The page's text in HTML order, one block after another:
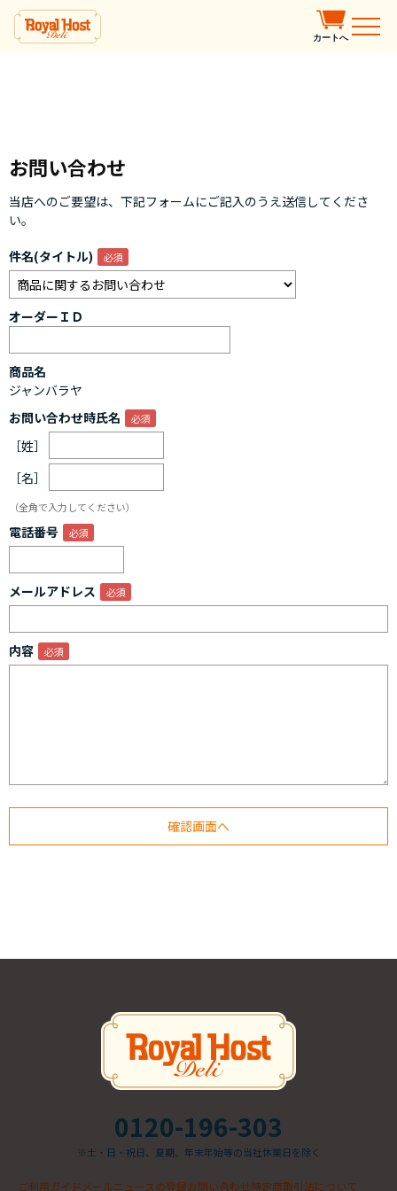
カートへ
お問い合わせ
当店へのご要望は、下記フォームにご記入のうえ送信してくださ
い。
件名(タイトル)
オーダーＩＤ
商品名
ジャンバラヤ
お問い合わせ時氏名
［姓］
［名］
（全角で入力してください）
電話番号
メールアドレス
内容
0120-196-303
※土・日・祝日、夏期、年末年始等の当社休業日を除く
ご利用ガイド メールニュースの登録お問い合わせ特定商取引法について